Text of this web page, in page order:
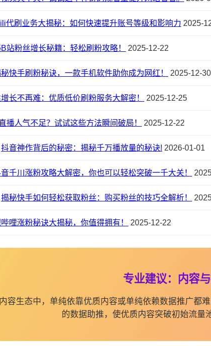
代刷业务大揭秘：如何快速提升账号等级和影响力 2025-
站粉丝增长秘籍：轻松刷粉攻略！ 2025-12-22
快手刷粉秘诀，一款手机软件助你成为网红！ 2025-12-30
长不再难：优质低价刷粉服务大解密！ 2025-12-25
播人气不足？试试这些方法瞬间破局！ 2025-12-22
抖音神作背后的秘密：揭秘千万播放量的秘诀! 2026-01-01
千川涨粉攻略大解密，你也可以轻松突破一千大关！
揭秘快手如何轻松获取粉丝：购买粉丝的技巧全解析！
哩涨粉秘诀大揭秘，你值得拥有！ 2025-12-22
专业建议：内容
容生态中，单纯依靠优质内容或单纯依赖数据推广都
的数据助推，使优质内容突破初始流量